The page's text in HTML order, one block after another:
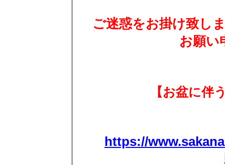
ご迷惑をお掛け致し
お願い
【お盆に伴
https://